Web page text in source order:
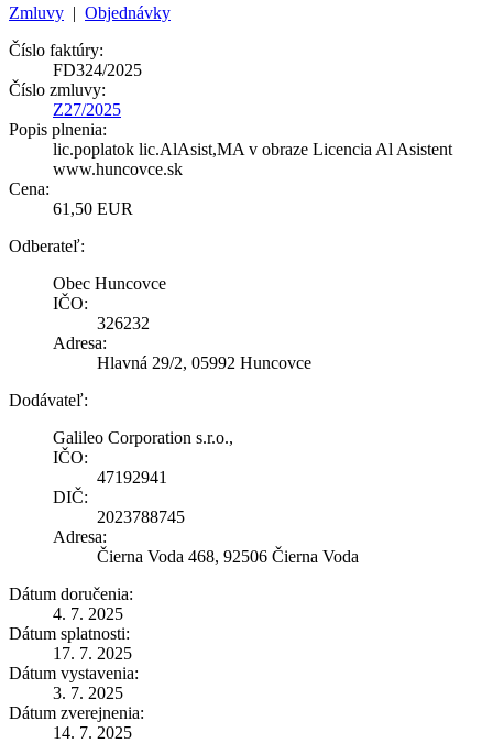
Zmluvy | Objednávky
Číslo faktúry:
FD324/2025
Číslo zmluvy:
Z27/2025
Popis plnenia:
lic.poplatok lic.AlAsist,MA v obraze Licencia Al Asistent
www.huncovce.sk
Cena:
61,50 EUR
Odberateľ:
Obec Huncovce
IČO:
326232
Adresa:
Hlavná 29/2, 05992 Huncovce
Dodávateľ:
Galileo Corporation s.r.o.,
IČO:
47192941
DIČ:
2023788745
Adresa:
Čierna Voda 468, 92506 Čierna Voda
Dátum doručenia:
4. 7. 2025
Dátum splatnosti:
17. 7. 2025
Dátum vystavenia:
3. 7. 2025
Dátum zverejnenia:
14. 7. 2025